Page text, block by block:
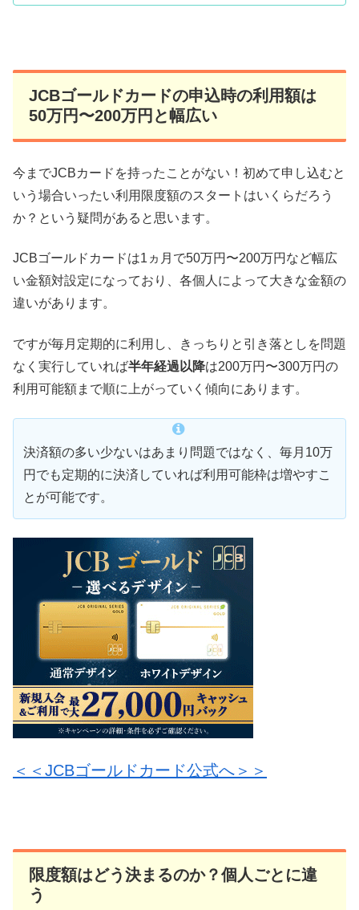
JCBゴールドカードの申込時の利用額は
50万円〜200万円と幅広い
今までJCBカードを持ったことがない！初めて申し込むと
いう場合いったい利用限度額のスタートはいくらだろう
か？という疑問があると思います。
JCBゴールドカードは1ヵ月で50万円〜200万円など幅広
い金額対設定になっており、各個人によって大きな金額の
違いがあります。
ですが毎月定期的に利用し、きっちりと引き落としを問題
なく実行していれば半年経過以降は200万円〜300万円の
利用可能額まで順に上がっていく傾向にあります。
決済額の多い少ないはあまり問題ではなく、毎月10万
円でも定期的に決済していれば利用可能枠は増やすこ
とが可能です。
＜＜JCBゴールドカード公式へ＞＞
限度額はどう決まるのか？個人ごとに違
う